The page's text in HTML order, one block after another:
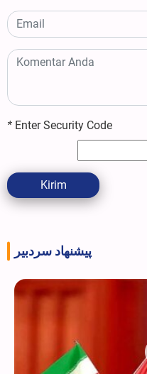
* Enter Security Code
Kirim
پیشنهاد سردبیر